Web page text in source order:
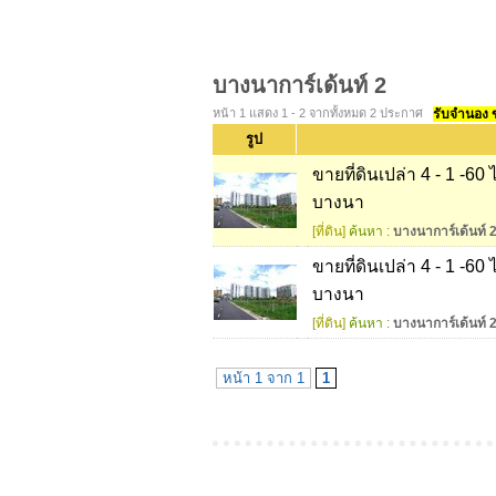
บางนาการ์เด้นท์ 2
หน้า 1 แสดง 1 - 2 จากทั้งหมด 2 ประกาศ รับจำนอง
รูป
ขายที่ดินเปล่า 4 - 1 -60
บางนา
[ที่ดิน] ค้นหา : บางนาการ์เด้นท์ 2
ขายที่ดินเปล่า 4 - 1 -60
บางนา
[ที่ดิน] ค้นหา : บางนาการ์เด้นท์ 2
หน้า 1 จาก 1 1